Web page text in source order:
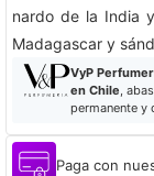
nardo de la India
Madagascar y
VyP
en Chile,
permanente y
Paga con